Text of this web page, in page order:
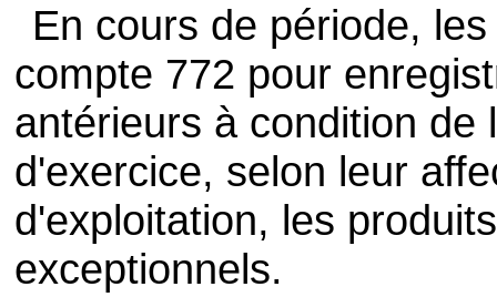
En cours de période,
compte 772 pour
antérieurs à condition de
d'exercice, selon leur
d'exploitation, les
exceptionnels.